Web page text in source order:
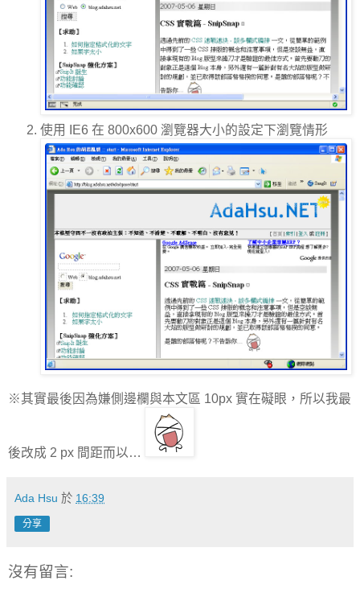
使用 IE6 在 800x600 瀏覽器大小的設定下瀏覽情形
※其實最後因為嫌側邊欄與本文區 10px 實在礙眼，所以我最
後改成 2 px 間距而以…
Ada Hsu 於 16:39
分享
沒有留言: